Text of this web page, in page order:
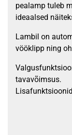
pealamp tuleb
ideaalsed
Lambil on
vööklipp ning
tavavõimsus.